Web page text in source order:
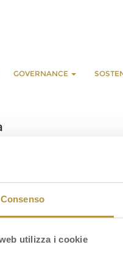
Consenso
utilizza i cookie
GOVERNANCE